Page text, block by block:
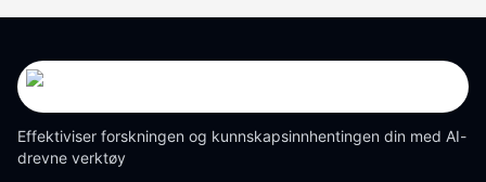
Effektiviser forskningen og kunnskapsinnhentingen din med AI-
drevne verktøy